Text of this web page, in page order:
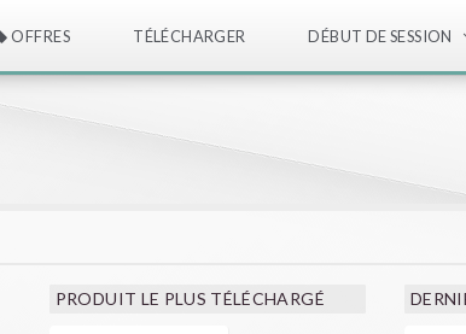
OFFRES TÉLÉCHARGER DÉBUT DE SESSION
PRODUIT LE PLUS TÉLÉCHARGÉ